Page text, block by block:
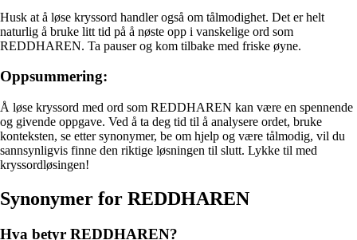
Husk at å løse kryssord handler også om tålmodighet. Det er helt
naturlig å bruke litt tid på å nøste opp i vanskelige ord som
REDDHAREN. Ta pauser og kom tilbake med friske øyne.
Oppsummering:
Å løse kryssord med ord som REDDHAREN kan være en spennende
og givende oppgave. Ved å ta deg tid til å analysere ordet, bruke
konteksten, se etter synonymer, be om hjelp og være tålmodig, vil du
sannsynligvis finne den riktige løsningen til slutt. Lykke til med
kryssordløsingen!
Synonymer for REDDHAREN
Hva betyr REDDHAREN?